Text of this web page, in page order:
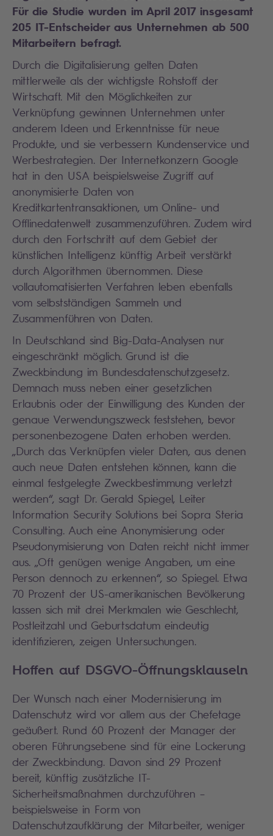
Für die Studie wurden im April 2017 insgesamt
205 IT-Entscheider aus Unternehmen ab 500
Mitarbeitern befragt.
Durch die Digitalisierung gelten Daten
mittlerweile als der wichtigste Rohstoff der
Wirtschaft. Mit den Möglichkeiten zur
Verknüpfung gewinnen Unternehmen unter
anderem Ideen und Erkenntnisse für neue
Produkte, und sie verbessern Kundenservice und
Werbestrategien. Der Internetkonzern Google
hat in den USA beispielsweise Zugriff auf
anonymisierte Daten von
Kreditkartentransaktionen, um Online- und
Offlinedatenwelt zusammenzuführen. Zudem wird
durch den Fortschritt auf dem Gebiet der
künstlichen Intelligenz künftig Arbeit verstärkt
durch Algorithmen übernommen. Diese
vollautomatisierten Verfahren leben ebenfalls
vom selbstständigen Sammeln und
Zusammenführen von Daten.
In Deutschland sind Big-Data-Analysen nur
eingeschränkt möglich. Grund ist die
Zweckbindung im Bundesdatenschutzgesetz.
Demnach muss neben einer gesetzlichen
Erlaubnis oder der Einwilligung des Kunden der
genaue Verwendungszweck feststehen, bevor
personenbezogene Daten erhoben werden.
„Durch das Verknüpfen vieler Daten, aus denen
auch neue Daten entstehen können, kann die
einmal festgelegte Zweckbestimmung verletzt
werden“, sagt Dr. Gerald Spiegel, Leiter
Information Security Solutions bei Sopra Steria
Consulting. Auch eine Anonymisierung oder
Pseudonymisierung von Daten reicht nicht immer
aus. „Oft genügen wenige Angaben, um eine
Person dennoch zu erkennen“, so Spiegel. Etwa
70 Prozent der US-amerikanischen Bevölkerung
lassen sich mit drei Merkmalen wie Geschlecht,
Postleitzahl und Geburtsdatum eindeutig
identifizieren, zeigen Untersuchungen.
Hoffen auf DSGVO-Öffnungsklauseln
Der Wunsch nach einer Modernisierung im
Datenschutz wird vor allem aus der Chefetage
geäußert. Rund 60 Prozent der Manager der
oberen Führungsebene sind für eine Lockerung
der Zweckbindung. Davon sind 29 Prozent
bereit, künftig zusätzliche IT-
Sicherheitsmaßnahmen durchzuführen –
beispielsweise in Form von
Datenschutzaufklärung der Mitarbeiter, weniger